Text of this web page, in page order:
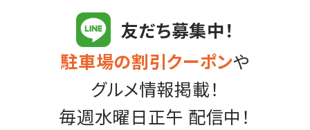
友だち募集中！
駐車場の割引クーポンや
グルメ情報掲載！
毎週水曜日正午 配信中！